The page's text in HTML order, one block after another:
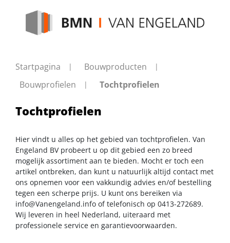
Startpagina
Bouwproducten
Bouwprofielen
Tochtprofielen
Tochtprofielen
Hier vindt u alles op het gebied van tochtprofielen. Van
Engeland BV probeert u op dit gebied een zo breed
mogelijk assortiment aan te bieden. Mocht er toch een
artikel ontbreken, dan kunt u natuurlijk altijd contact met
ons opnemen voor een vakkundig advies en/of bestelling
tegen een scherpe prijs. U kunt ons bereiken via
info@Vanengeland.info of telefonisch op 0413-272689.
Wij leveren in heel Nederland, uiteraard met
professionele service en garantievoorwaarden.